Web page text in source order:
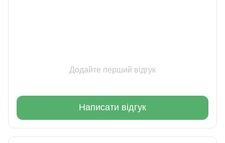
Додайте перший відгук
Написати відгук